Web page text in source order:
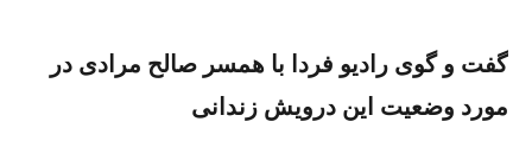
گفت و گوی رادیو فردا با همسر صالح مرادی در
مورد وضعیت این درویش زندانی